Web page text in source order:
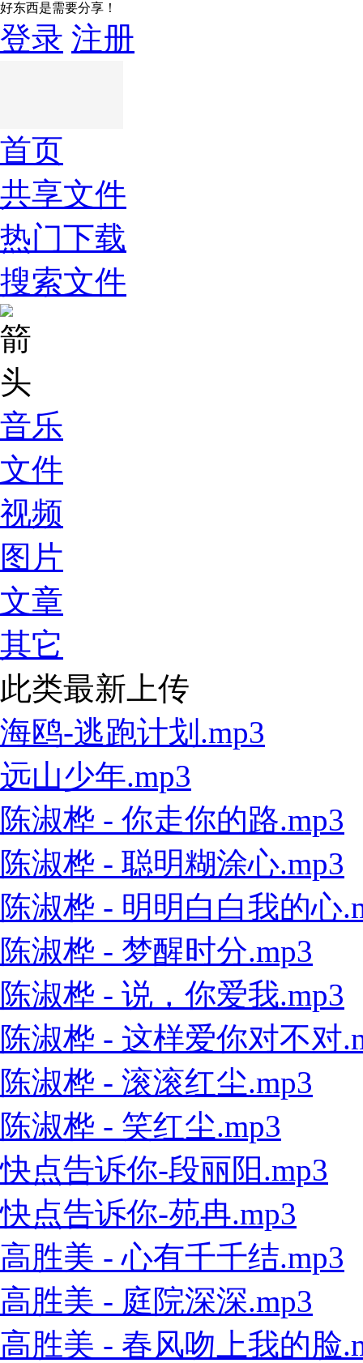
好东西是需要分享！
登录 注册
首页
共享文件
热门下载
搜索文件
音乐
文件
视频
图片
文章
其它
此类最新上传
海鸥-逃跑计划.mp3
远山少年.mp3
陈淑桦 - 你走你的路.mp3
陈淑桦 - 聪明糊涂心.mp3
陈淑桦 - 明明白白我的心
陈淑桦 - 梦醒时分.mp3
陈淑桦 - 说，你爱我.mp3
陈淑桦 - 这样爱你对不对
陈淑桦 - 滚滚红尘.mp3
陈淑桦 - 笑红尘.mp3
快点告诉你-段丽阳.mp3
快点告诉你-苑冉.mp3
高胜美 - 心有千千结.mp3
高胜美 - 庭院深深.mp3
高胜美 - 春风吻上我的脸